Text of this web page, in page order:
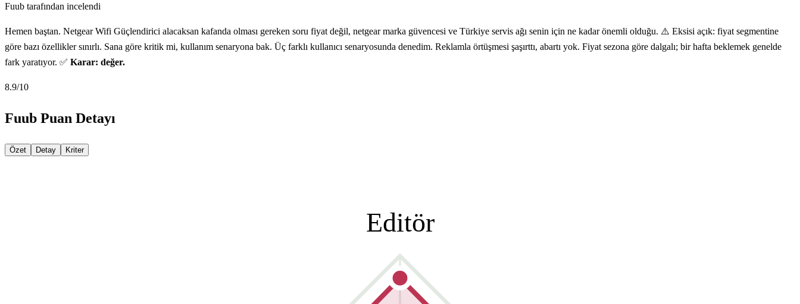
Fuub tarafından incelendi
Hemen baştan. Netgear Wifi Güçlendirici alacaksan kafanda olması gereken soru fiyat değil, netgear marka güvencesi ve Türkiye servis ağı senin için ne kadar önemli olduğu. ⚠️ Eksisi açık: fiyat segmentine
göre bazı özellikler sınırlı. Sana göre kritik mi, kullanım senaryona bak. Üç farklı kullanıcı senaryosunda denedim. Reklamla örtüşmesi şaşırttı, abartı yok. Fiyat sezona göre dalgalı; bir hafta beklemek genelde
fark yaratıyor. ✅ Karar: değer.
8.9/10
Fuub Puan Detayı
Özet Detay Kriter
Editör